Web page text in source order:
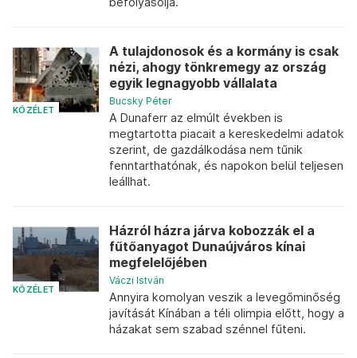
KÖZÉLET
A tulajdonosok és a kormány is csak
nézi, ahogy tönkremegy az ország
egyik legnagyobb vállalata
Bucsky Péter
A Dunaferr az elmúlt években is
megtartotta piacait a kereskedelmi adatok
szerint, de gazdálkodása nem tűnik
fenntarthatónak, és napokon belül teljesen
leállhat.
KÖZÉLET
Házról házra járva kobozzák el a
fűtőanyagot Dunaújváros kínai
megfelelőjében
Váczi István
Annyira komolyan veszik a levegőminőség
javítását Kínában a téli olimpia előtt, hogy a
házakat sem szabad szénnel fűteni.